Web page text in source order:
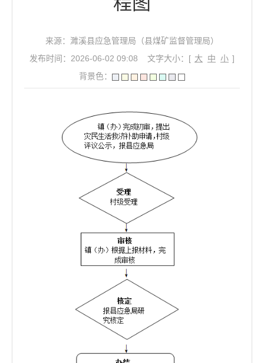
来源：濉溪县应急管理局（县煤矿监督管理局）
发布时间：2026-06-02 09:08
文字大小：[ 大 中 小 ]
背景色：